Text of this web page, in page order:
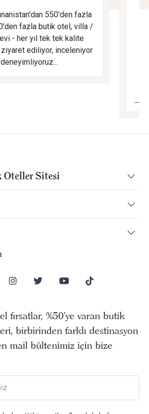
550'den fazla
fazla butik otel, villa /
- her yıl tek tek kalite
ediliyor, inceleniyor
Oteller Sitesi
fırsatlar, %50’ye varan butik
birbirinden farklı destinasyon
mail bültenimiz için bize